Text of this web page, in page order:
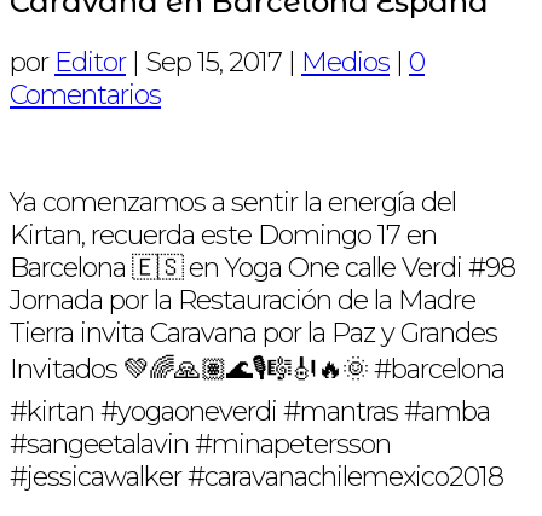
por Editor| Sep 15, 2017 | Medios | 0
Comentarios
Ya comenzamos a sentir la energía del
Kirtan, recuerda este Domingo 17 en
Barcelona 🇪🇸 en Yoga One calle Verdi #98
Jornada por la Restauración de la Madre
Tierra invita Caravana por la Paz y Grandes
Invitados 💚🌈🙏🏽🌊🎙🎼🎻🔥🌞 #barcelona
#kirtan #yogaoneverdi #mantras #amba
#sangeetalavin #minapetersson
#jessicawalker #caravanachilemexico2018